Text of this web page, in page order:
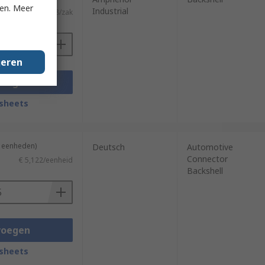
€ 2,48/zak
Industrial
€ 5,122/eenheid
Deutsch
Automotive
Connector
Backshell
Meer